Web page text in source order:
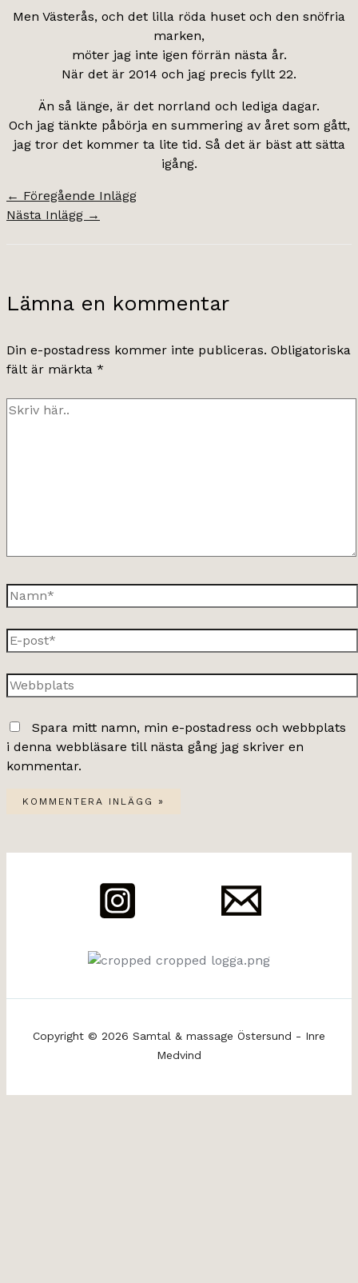
Men Västerås, och det lilla röda huset och den snöfria
marken,
möter jag inte igen förrän nästa år.
När det är 2014 och jag precis fyllt 22.
Än så länge, är det norrland och lediga dagar.
Och jag tänkte påbörja en summering av året som gått,
jag tror det kommer ta lite tid. Så det är bäst att sätta
igång.
← Föregående Inlägg
Nästa Inlägg →
Lämna en kommentar
Din e-postadress kommer inte publiceras. Obligatoriska
fält är märkta *
Skriv
Namn*
E-
post*
Webbplats
Spara mitt namn, min e-postadress och webbplats
i denna webbläsare till nästa gång jag skriver en
kommentar.
Copyright © 2026 Samtal & massage Östersund - Inre
Medvind